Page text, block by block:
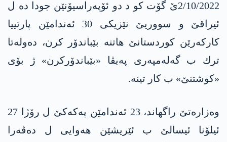
2/10/2022ێ گۆت کو د دو ئۆپەراسیۆنێن جودا دە ل
ئیراقێ و سووریێ نێزیکی 30 ئەندامێن پارتییا
کارکەرێن کوردستانێ هاتنه‌ بێباندۆر كرن‌، ده‌وله‌تا
ترك ب گەلەمپەری پەیڤا «بێباندۆرکرن» ژ بۆی
«کوشتنێ» ب کار تینە.
وەزارەتێ راگهاند، 23 ئەندامێن په‌كه‌كێ ل رۆژا 27
ئیلۆنا ئیسالێ ب ئێریشێن هەوایی ل ده‌ڤه‌را